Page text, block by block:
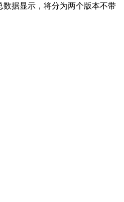
数据显示，将分为两个版本不带